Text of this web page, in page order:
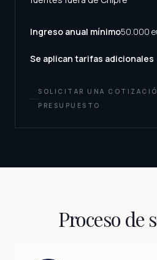
Ingreso anual mínimo50.000
Se aplican tarifas adicionales
SOLICITAR UNA
PRESUPUESTO
Proceso de